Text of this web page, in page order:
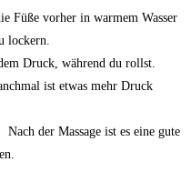
Füße vorher in ‍warmem ‌Wasser
‌lockern.
Druck, während du rollst.
ist etwas mehr Druck⁤
⁣ Nach​ der ​Massage⁤ ist ​es eine ⁣gute